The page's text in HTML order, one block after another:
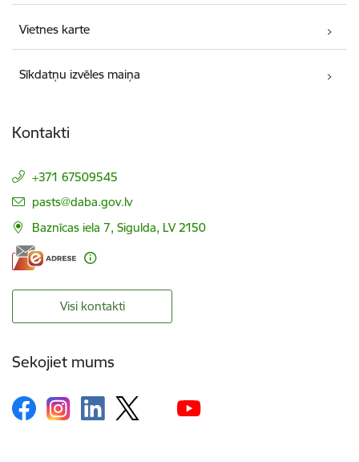
Vietnes karte
Sīkdatņu izvēles maiņa
Kontakti
+371 67509545
E-pasts:
pasts@daba.gov.lv
Baznīcas iela 7, Sigulda, LV 2150
Visi kontakti
Sekojiet mums